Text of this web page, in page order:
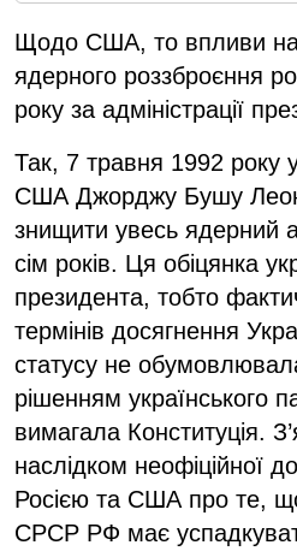
Щодо США, то впливи на
ядерного роззброєння
року за адміністрації
Так, 7 травня 1992 року
США Джорджу Бушу
знищити увесь ядерний
сім років. Ця обіцянка
президента, тобто
термінів досягнення
статусу не
рішенням українського
вимагала Конституція.
наслідком неофіційної
Росією та США про те,
СРСР РФ має